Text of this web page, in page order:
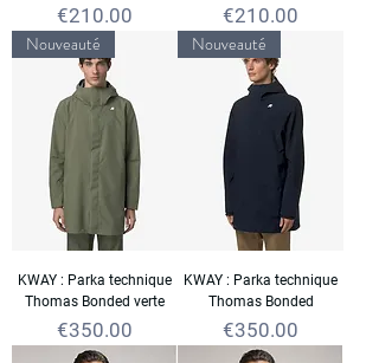
Price
€210.00 Price
€210.00
Nouveauté
KWAY : Parka technique
Thomas Bonded verte
Price
€350.00
Nouveauté
KWAY : Parka technique
Thomas Bonded
Price
€350.00